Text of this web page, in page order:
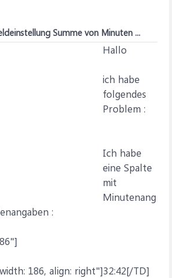
Summe von Minuten ...
Hallo
ich habe
folgendes
Problem :
Ich habe
eine Spalte
mit
Minutenang
:
186, align: right"]32:42[/TD]